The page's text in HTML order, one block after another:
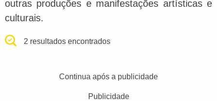
outras produções e manifestações artísticas e
culturais.
2 resultados encontrados
Continua após a publicidade
Publicidade